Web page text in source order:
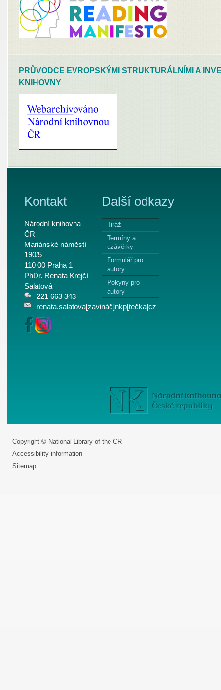
PRŮVODCE EVROPSKÝMI STRUKTURÁLNÍMI A
KNIHOVNY
Kontakt
Národní knihovna
ČR
Mariánské náměstí
190/5
110 00 Praha 1
PhDr. Renata Krejčí
Salátová
221 663 343
renata.salatova[zavináč]nkp[tečka]cz
Další odkazy
Tiráž
Termíny a
uzávěrky
Formulář pro
autory
Pokyny pro
autory
Copyright © National Library of the CR
Accessibility information
Sitemap